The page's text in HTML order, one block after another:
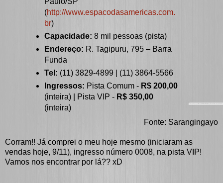
(http://www.espacodasamericas.com.
br)
Capacidade: 8 mil pessoas (pista)
Endereço: R. Tagipuru, 795 – Barra
Funda
Tel: (11) 3829-4899 | (11) 3864-5566
Ingressos: Pista Comum - R$ 200,00
(inteira) | Pista VIP - R$ 350,00
(inteira)
Fonte: Sarangingayo
Corram!! Já comprei o meu hoje mesmo (iniciaram as
vendas hoje, 9/11), ingresso número 0008, na pista VIP!
Vamos nos encontrar por lá?? xD